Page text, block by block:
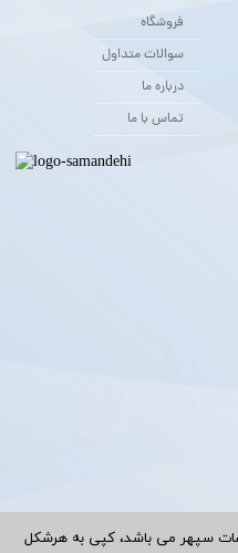
سپهر می باشد، کپی به هرشکل
فروشگاه
سوالات متداول
درباره ما
تماس با ما